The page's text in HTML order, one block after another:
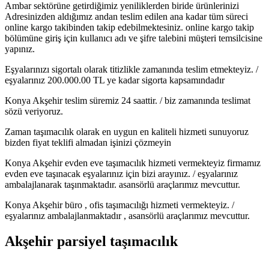
Ambar sektörüne getirdiğimiz yeniliklerden biride ürünlerinizi
Adresinizden aldığımız andan teslim edilen ana kadar tüm süreci
online kargo takibinden takip edebilmektesiniz. online kargo takip
bölümüne giriş için kullanıcı adı ve şifre talebini müşteri temsilcisine
yapınız.
Eşyalarınızı sigortalı olarak titizlikle zamanında teslim etmekteyiz. /
eşyalarınız 200.000.00 TL ye kadar sigorta kapsamındadır
Konya Akşehir teslim süremiz 24 saattir. / biz zamanında teslimat
sözü veriyoruz.
Zaman taşımacılık olarak en uygun en kaliteli hizmeti sunuyoruz
bizden fiyat teklifi almadan işinizi çözmeyin
Konya Akşehir evden eve taşımacılık hizmeti vermekteyiz firmamız
evden eve taşınacak eşyalarınız için bizi arayınız. / eşyalarınız
ambalajlanarak taşınmaktadır. asansörlü araçlarımız mevcuttur.
Konya Akşehir büro , ofis taşımacılığı hizmeti vermekteyiz. /
eşyalarınız ambalajlanmaktadır , asansörlü araçlarımız mevcuttur.
Akşehir parsiyel taşımacılık